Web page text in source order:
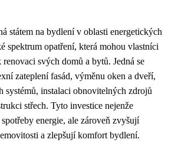
státem na bydlení v oblasti energetických
spektrum opatření, která mohou vlastníci
svých domů a bytů. Jedná se
zateplení fasád, výměnu oken a dveří,
systémů, instalaci obnovitelných zdrojů
střech. Tyto investice nejenže
energie, ale zároveň zvyšují
a zlepšují komfort bydlení.